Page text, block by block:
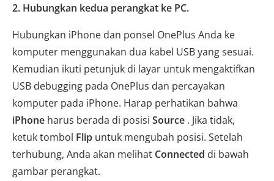
2. Hubungkan kedua perangkat ke PC.
Hubungkan iPhone dan ponsel OnePlus Anda ke
komputer menggunakan dua kabel USB yang sesuai.
Kemudian ikuti petunjuk di layar untuk mengaktifkan
USB debugging pada OnePlus dan percayakan
komputer pada iPhone. Harap perhatikan bahwa
iPhone harus berada di posisi Source . Jika tidak,
ketuk tombol Flip untuk mengubah posisi. Setelah
terhubung, Anda akan melihat Connected di bawah
gambar perangkat.